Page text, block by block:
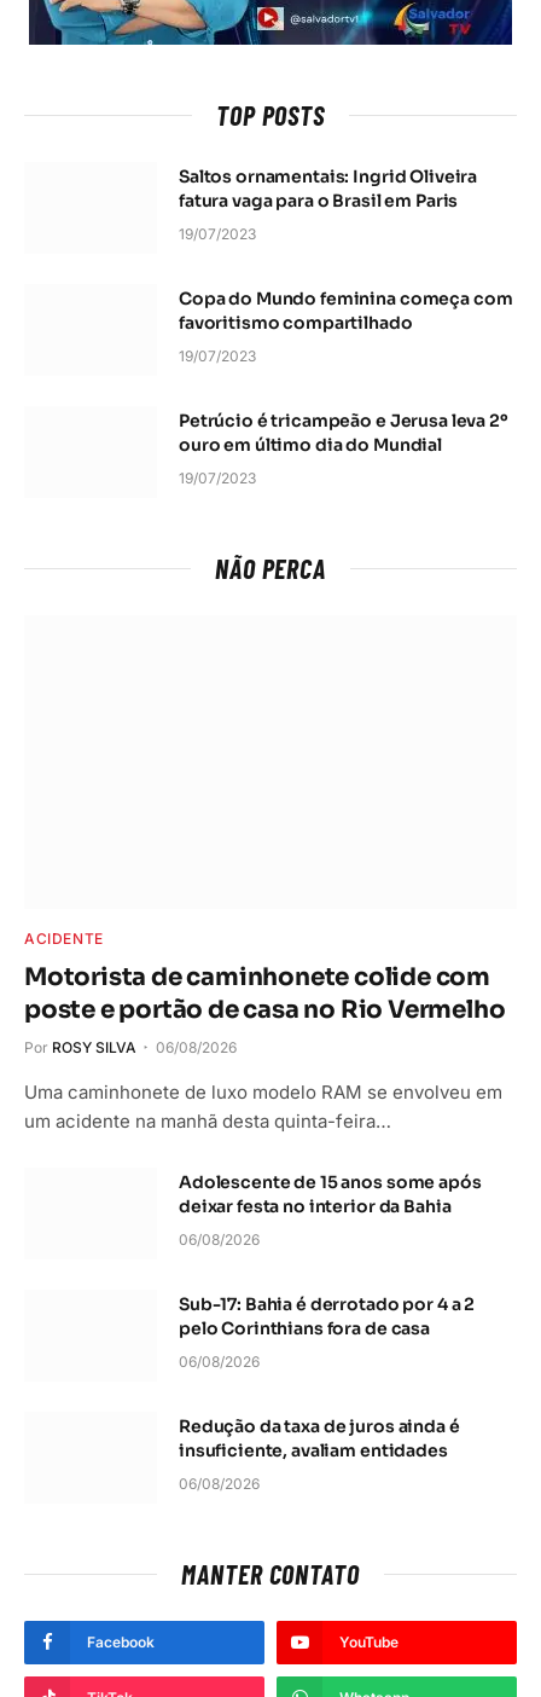
TOP POSTS
Saltos ornamentais: Ingrid Oliveira
fatura vaga para o Brasil em Paris
19/07/2023
Copa do Mundo feminina começa com
favoritismo compartilhado
19/07/2023
Petrúcio é tricampeão e Jerusa leva 2º
ouro em último dia do Mundial
19/07/2023
NÃO PERCA
ACIDENTE
Motorista de caminhonete colide com
poste e portão de casa no Rio Vermelho
Por ROSY SILVA 06/08/2026
Uma caminhonete de luxo modelo RAM se envolveu em
um acidente na manhã desta quinta-feira…
Adolescente de 15 anos some após
deixar festa no interior da Bahia
06/08/2026
Sub-17: Bahia é derrotado por 4 a 2
pelo Corinthians fora de casa
06/08/2026
Redução da taxa de juros ainda é
insuficiente, avaliam entidades
06/08/2026
MANTER CONTATO
Facebook YouTube